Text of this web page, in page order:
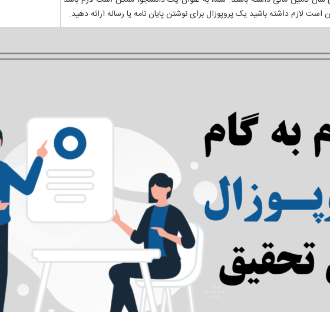
لازم داشته باشید یک پروپوزال برای نوشتن پایان نامه یا رساله ارائه دهید.